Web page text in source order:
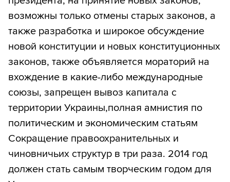
возможны только отмены старых законов, а
также разработка и широкое обсуждение
новой конституции и новых конституционных
законов, также объявляется мораторий на
вхождение в какие-либо международные
союзы, запрещен вывоз капитала с
территории Украины,полная амнистия по
политическим и экономическим статьям
Сокращение правоохранительных и
чиновничьих структур в три раза. 2014 год
должен стать самым творческим годом для